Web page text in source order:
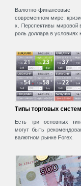
Валютно-
современном мире:
х. Перспективы мировой
роль доллара в условиях
Типы торговых
Есть три основных
могут быть
валютном рынке Forex.